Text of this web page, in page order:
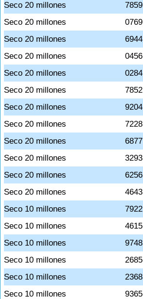
Seco 20 millones
7859
Seco 20 millones
0769
Seco 20 millones
6944
Seco 20 millones
0456
Seco 20 millones
0284
Seco 20 millones
7852
Seco 20 millones
9204
Seco 20 millones
7228
Seco 20 millones
6877
Seco 20 millones
3293
Seco 20 millones
6256
Seco 20 millones
4643
Seco 10 millones
7922
Seco 10 millones
4615
Seco 10 millones
9748
Seco 10 millones
2685
Seco 10 millones
2368
Seco 10 millones
9365